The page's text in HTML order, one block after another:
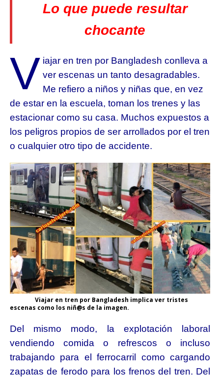
Lo que puede resultar
chocante
V iajar en tren por Bangladesh conlleva a
ver escenas un tanto desagradables.
Me refiero a niños y niñas que, en vez
de estar en la escuela, toman los trenes y las
estacionar como su casa. Muchos expuestos a
los peligros propios de ser arrollados por el tren
o cualquier otro tipo de accidente.
Viajar en tren por Bangladesh implica ver tristes
escenas como los niñ@s de la imagen.
Del mismo modo, la explotación laboral
vendiendo comida o refrescos o incluso
trabajando para el ferrocarril como cargando
zapatas de ferodo para los frenos del tren. Del